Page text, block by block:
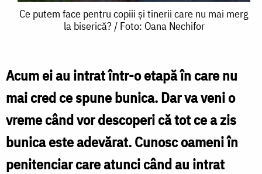
Ce
pentru
copiii
și
tinerii
care
Ce putem face pentru copiii și tinerii care nu mai merg
la biserică? / Foto: Oana Nechifor
Acum ei au intrat într-o etapă în care nu
mai cred ce spune bunica. Dar va veni o
vreme când vor descoperi că tot ce a zis
bunica este adevărat. Cunosc oameni în
penitenciar care atunci când au intrat